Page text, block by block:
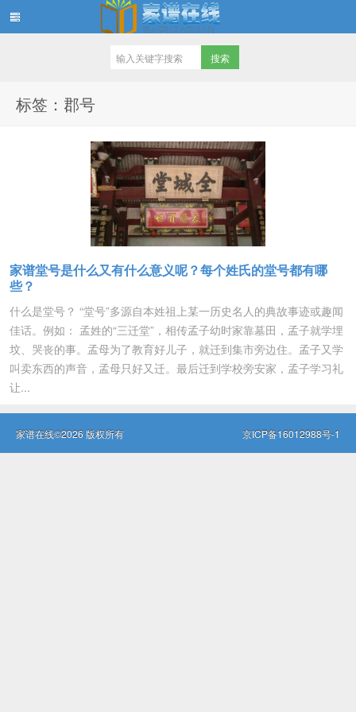
标签：郡号
家谱堂号是什么又有什么意义呢？每个姓氏的堂号都有哪
些？
什么是堂号？ “堂号”多源自本姓祖上某一历史名人的典故事迹或趣闻
佳话。例如： 孟姓的“三迁堂”，相传孟子幼时家靠墓田，孟子就学埋
坟、哭丧的事。孟母为了教育好儿子，就迁到集市旁边住。孟子又学
叫卖东西的声音，孟母只好又迁。最后迁到学校旁安家，孟子学习礼
让...
家谱在线©2026 版权所有 京ICP备16012988号-1